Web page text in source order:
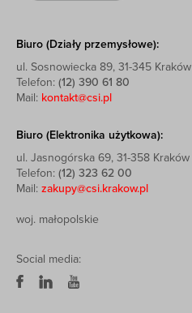
Biuro (Działy przemysłowe):
ul. Sosnowiecka 89, 31-345 Kraków
Telefon: (12) 390 61 80
Mail: kontakt@csi.pl
Biuro (Elektronika użytkowa):
ul. Jasnogórska 69, 31-358 Kraków
Telefon: (12) 323 62 00
Mail: zakupy@csi.krakow.pl
woj. małopolskie
Social media: